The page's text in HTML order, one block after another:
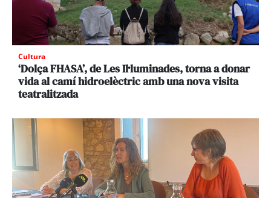
Cultura
‘Dolça FHASA’, de Les Il·luminades, torna a donar
vida al camí hidroelèctric amb una nova visita
teatralitzada